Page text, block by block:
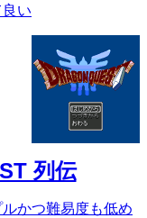
い
列伝
かつ難易度も低め